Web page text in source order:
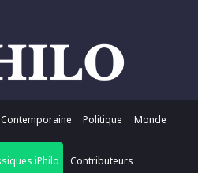
Politique Monde
iPhilo Contributeurs